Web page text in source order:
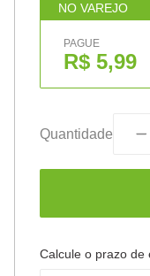
NO VAREJO
PAGUE
R$ 5,99
Quantidade
Calcule o prazo de